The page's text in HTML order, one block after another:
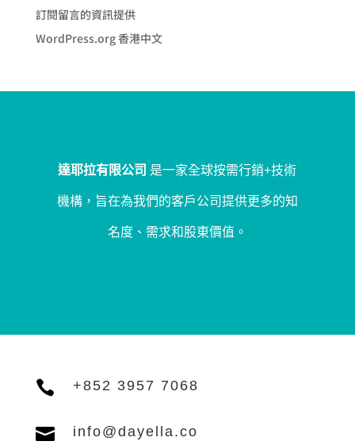
訂閱留言的資訊提供
WordPress.org 香港中文
達耶拉有限公司 是一家全球按需行銷+技術
機構，旨在為我們的客戶公司提供更多的知
名度、需求和股東價值。
 +852 3957 7068
 info@dayella.co